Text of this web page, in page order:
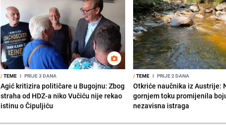
/TEME I PRIJE 3 DANA
Agić kritizira političare u Bugojnu: Zbog
straha od HDZ-a niko Vučiću nije rekao
istinu o Čipuljiću
/TEME I PRIJE 2 DANA
Otkriće naučnika iz Austrije:
gornjem toku promijenila
nezavisna istraga